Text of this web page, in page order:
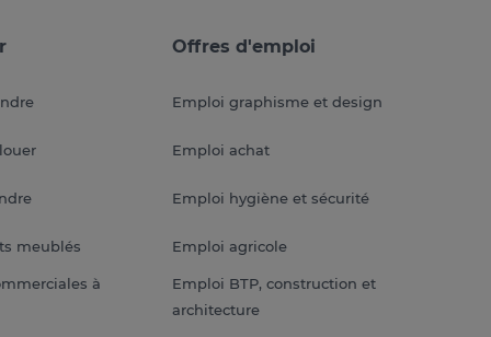
meublés
à
Offres d'emploi
Emploi graphisme et design
Emploi achat
Emploi hygiène et sécurité
Emploi agricole
Emploi BTP, construction et
architecture